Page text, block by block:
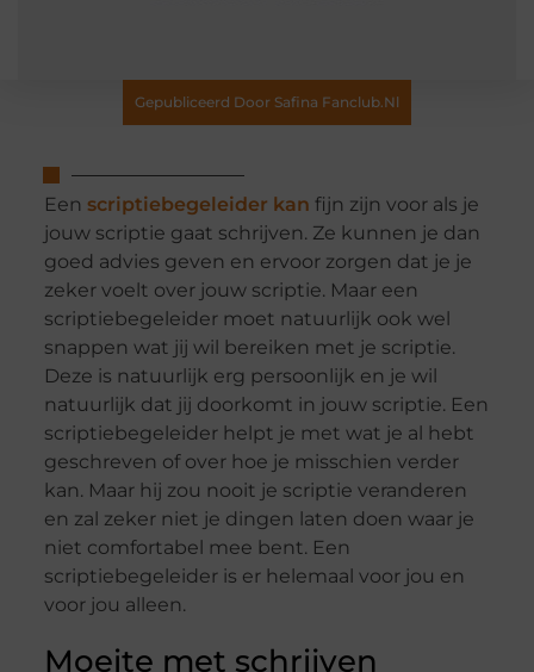
Gepubliceerd Door Safina Fanclub.nl
Een scriptiebegeleider kan fijn zijn voor als je
jouw scriptie gaat schrijven. Ze kunnen je dan
goed advies geven en ervoor zorgen dat je je
zeker voelt over jouw scriptie. Maar een
scriptiebegeleider moet natuurlijk ook wel
snappen wat jij wil bereiken met je scriptie.
Deze is natuurlijk erg persoonlijk en je wil
natuurlijk dat jij doorkomt in jouw scriptie. Een
scriptiebegeleider helpt je met wat je al hebt
geschreven of over hoe je misschien verder
kan. Maar hij zou nooit je scriptie veranderen
en zal zeker niet je dingen laten doen waar je
niet comfortabel mee bent. Een
scriptiebegeleider is er helemaal voor jou en
voor jou alleen.
Moeite met schrijven